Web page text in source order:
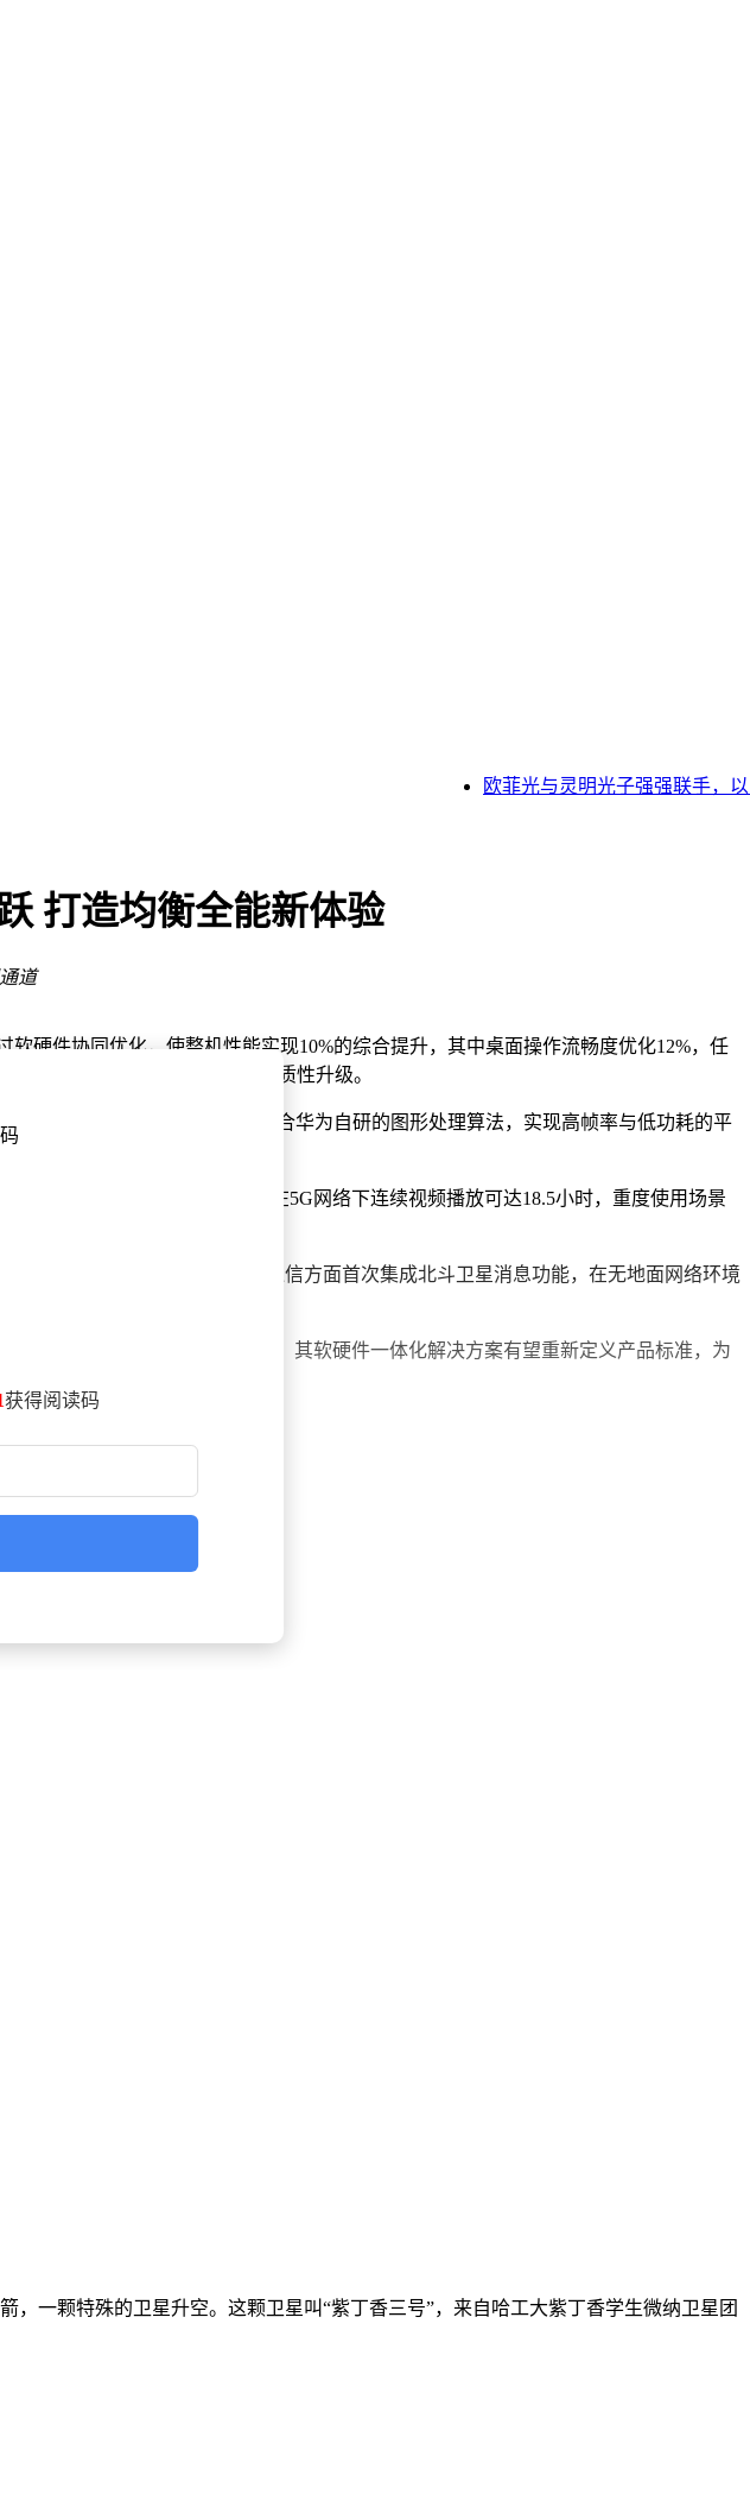
欧菲光与灵明光子强强联手，以
打造均衡全能新体验
道
硬件协同优化，使整机性能实现10%的综合提升，其中桌面操作流畅度优化12%，任
善，用户日常使用体验得到实质性升级。
帧率稳定性提升尤为明显，配合华为自研的图形处理算法，实现高帧率与低功耗的平
度控制在42℃以内。
70%电量。实验室数据显示，在5G网络下连续视频播放可达18.5小时，重度使用场景
率与2160Hz高频PWM调光。通信方面首次集成北斗卫星消息功能，在无地面网络环境
。特别是在2500-3500元价位段，其软硬件一体化解决方案有望重新定义产品标准，为
获得阅读码
一颗特殊的卫星升空。这颗卫星叫“紫丁香三号”，来自哈工大紫丁香学生微纳卫星团